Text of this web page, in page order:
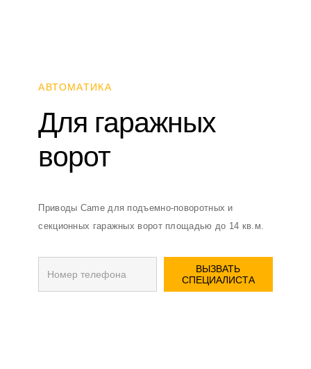
АВТОМАТИКА
Для гаражных
ворот
Приводы Came для подъемно-поворотных и
секционных гаражных ворот площадью до 14 кв.м.
ВЫЗВАТЬ
СПЕЦИАЛИСТА